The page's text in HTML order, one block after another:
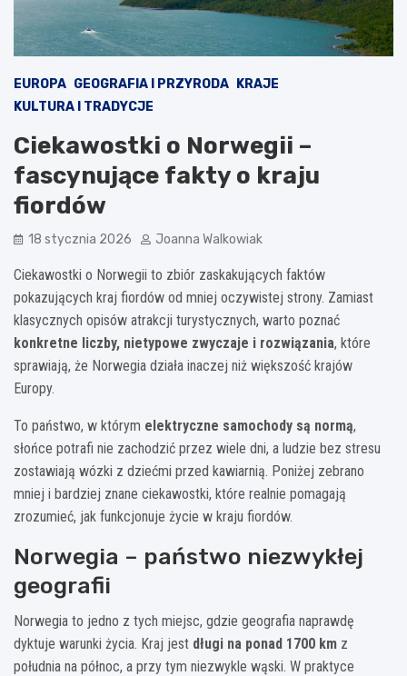
EUROPA GEOGRAFIA I PRZYRODA
KRAJE
KULTURA I TRADYCJE
Ciekawostki o Norwegii –
fascynujące fakty o kraju
fiordów
18 stycznia 2026 Joanna Walkowiak
Ciekawostki o Norwegii to zbiór zaskakujących faktów
pokazujących kraj fiordów od mniej oczywistej strony. Zamiast
klasycznych opisów atrakcji turystycznych, warto poznać
konkretne liczby, nietypowe zwyczaje i rozwiązania, które
sprawiają, że Norwegia działa inaczej niż większość krajów
Europy.
To państwo, w którym elektryczne samochody są normą,
słońce potrafi nie zachodzić przez wiele dni, a ludzie bez stresu
zostawiają wózki z dziećmi przed kawiarnią. Poniżej zebrano
mniej i bardziej znane ciekawostki, które realnie pomagają
zrozumieć, jak funkcjonuje życie w kraju fiordów.
Norwegia – państwo niezwykłej
geografii
Norwegia to jedno z tych miejsc, gdzie geografia naprawdę
dyktuje warunki życia. Kraj jest długi na ponad 1700 km z
południa na północ, a przy tym niezwykle wąski. W praktyce